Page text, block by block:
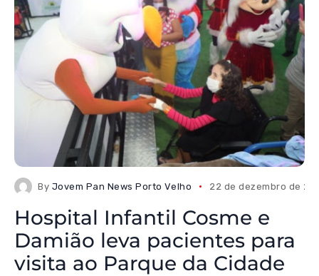
By Jovem Pan News Porto Velho 22 de dezembro de
Hospital Infantil Cosme e
Damião leva pacientes para
visita ao Parque da Cidade